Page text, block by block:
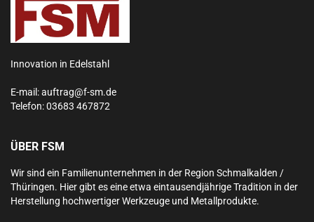
Innovation in Edelstahl
E-mail:auftrag@f-sm.de
Telefon:03683 467872
ÜBER FSM
Wir sind ein Familienunternehmen in der Region Schmalkalden /
Thüringen. Hier gibt es eine etwa eintausendjährige Tradition in der
Herstellung hochwertiger Werkzeuge und Metallprodukte.